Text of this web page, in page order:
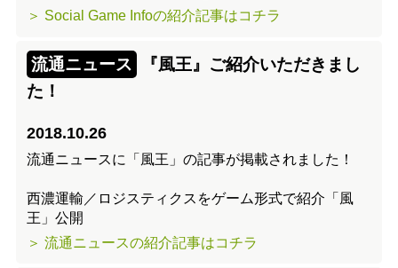
＞ Social Game Infoの紹介記事はコチラ
流通ニュース
『風王』ご紹介いただきまし
た！
2018.10.26
流通ニュースに「風王」の記事が掲載されました！
西濃運輸／ロジスティクスをゲーム形式で紹介「風
王」公開
＞ 流通ニュースの紹介記事はコチラ